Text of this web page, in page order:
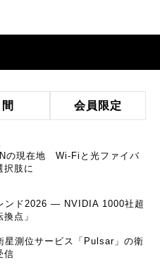
間 会員限定
の現在地 Wi-Fiと光ファイバ
択肢に
ンド2026 ― NVIDIA 1000社超
点」
星測位サービス「Pulsar」の衛
信